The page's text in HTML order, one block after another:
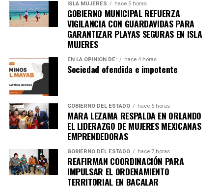
ISLA MUJERES hace 5 horas
GOBIERNO MUNICIPAL REFUERZA
VIGILANCIA CON GUARDAVIDAS PARA
GARANTIZAR PLAYAS SEGURAS EN ISLA
MUJERES
EN LA OPINIÓN DE: hace 4 horas
Sociedad ofendida e impotente
GOBIERNO DEL ESTADO hace 6 horas
MARA LEZAMA RESPALDA EN ORLANDO
EL LIDERAZGO DE MUJERES MEXICANAS
EMPRENDEDORAS
GOBIERNO DEL ESTADO hace 7 horas
REAFIRMAN COORDINACIÓN PARA
IMPULSAR EL ORDENAMIENTO
TERRITORIAL EN BACALAR